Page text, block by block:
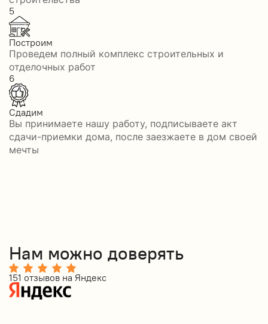
5
Построим
Проведем полный комплекс строительных и
отделочных работ
6
Сдадим
Вы принимаете нашу работу, подписываете акт
сдачи-приемки дома, после заезжаете в дом своей
мечты
Нам можно доверять
151 отзывов на Яндекс